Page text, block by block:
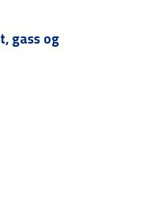
gass og